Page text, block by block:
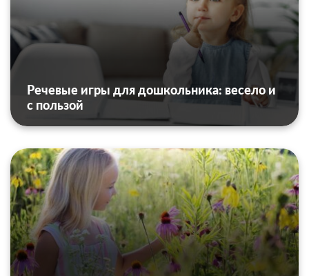
Речевые игры для дошкольника: весело и
с пользой